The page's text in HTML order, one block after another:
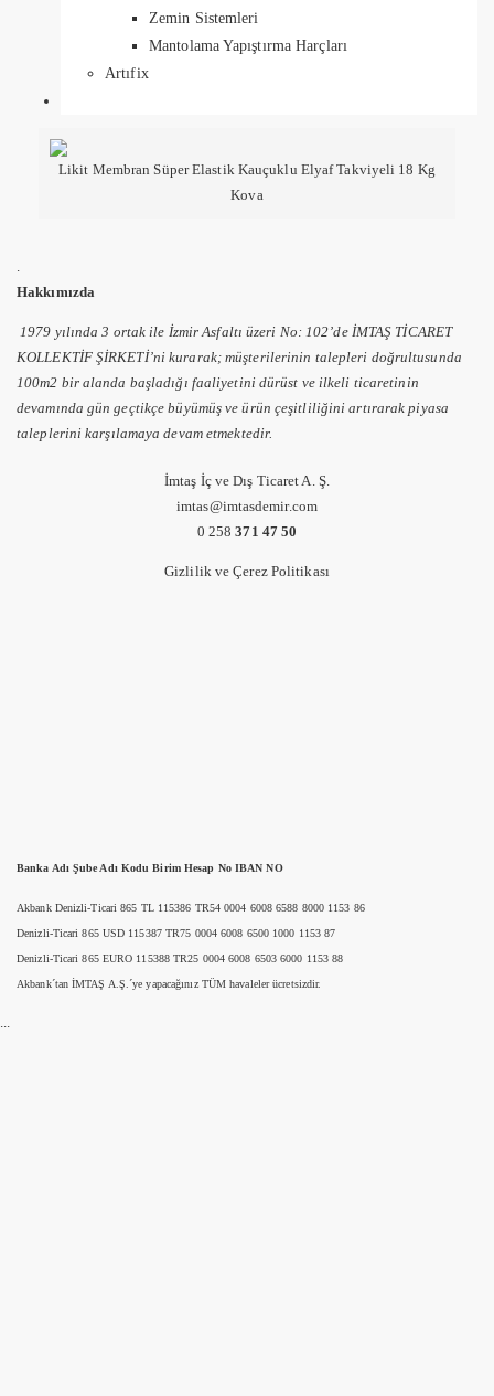
Zemin Sistemleri
Mantolama Yapıştırma Harçları
Artıfix
Likit Membran Süper Elastik Kauçuklu Elyaf Takviyeli 18 Kg
Kova
Hakkımızda
1979 yılında 3 ortak ile İzmir Asfaltı üzeri No: 102’de İMTAŞ TİCARET
KOLLEKTİF ŞİRKETİ’ni kurarak; müşterilerinin talepleri doğrultusunda
100m2 bir alanda başladığı faaliyetini dürüst ve ilkeli ticaretinin
devamında gün geçtikçe büyümüş ve ürün çeşitliliğini artırarak piyasa
taleplerini karşılamaya devam etmektedir.
İmtaş İç ve Dış Ticaret A. Ş.
imtas@imtasdemir.com
0 258371 47 50
Gizlilik ve Çerez Politikası
Banka Adı Şube Adı Kodu Birim Hesap No IBAN NO
Akbank Denizli-Ticari 865 TL 115386 TR54 0004 6008 6588 8000 1153 86
Denizli-Ticari 865 USD 115387 TR75 0004 6008 6500 1000 1153 87
Denizli-Ticari 865 EURO 115388 TR25 0004 6008 6503 6000 1153 88
Akbank´tan İMTAŞ A.Ş.´ye yapacağınız TÜM havaleler ücretsizdir.
...